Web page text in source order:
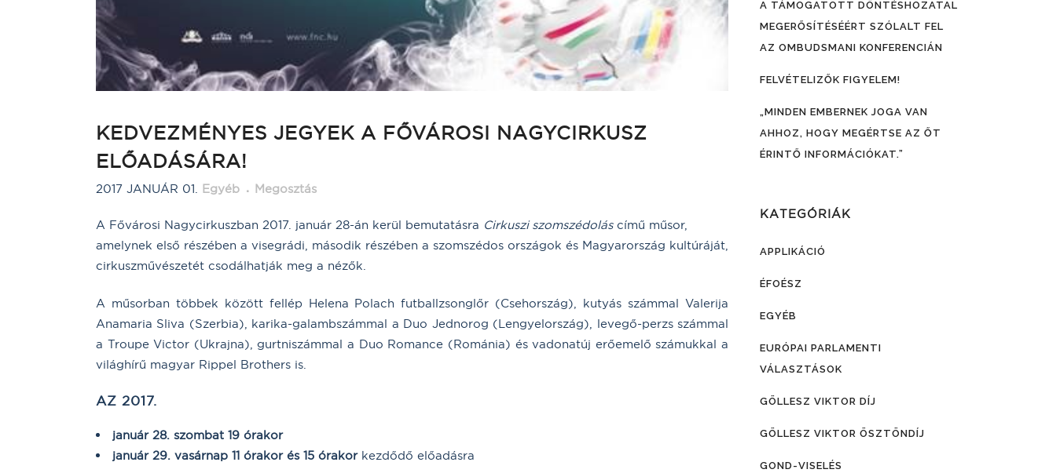
KEDVEZMÉNYES JEGYEK A FŐVÁROSI NAGYCIRKUSZ
ELŐADÁSÁRA!
2017 JANUÁR 01. Egyéb Megosztás
A Fővárosi Nagycirkuszban 2017. január 28-án kerül bemutatásra Cirkuszi szomszédoláscímű műsor,
amelynek első részében a visegrádi, második részében a szomszédos országok és Magyarország kultúráját,
cirkuszművészetét csodálhatják meg a nézők.
A műsorban többek között fellép Helena Polach futballzsonglőr (Csehország), kutyás számmal Valerija
Anamaria Sliva (Szerbia), karika-galambszámmal a Duo Jednorog (Lengyelország), levegő-perzs számmal
a Troupe Victor (Ukrajna), gurtniszámmal a Duo Romance (Románia) és vadonatúj erőemelő számukkal a
világhírű magyar Rippel Brothers is.
AZ 2017.
január 28. szombat 19 órakor
január 29. vasárnap 11 órakor és 15 órakorkezdődő előadásra
A TÁMOGATOTT DÖNTÉSHOZATAL
MEGERŐSÍTÉSÉÉRT SZÓLALT FEL
AZ OMBUDSMANI KONFERENCIÁN
FELVÉTELIZŐK FIGYELEM!
„MINDEN EMBERNEK JOGA VAN
AHHOZ, HOGY MEGÉRTSE AZ ŐT
ÉRINTŐ INFORMÁCIÓKAT.”
KATEGÓRIÁK
APPLIKÁCIÓ
ÉFOÉSZ
EGYÉB
EURÓPAI PARLAMENTI
VÁLASZTÁSOK
GÖLLESZ VIKTOR DÍJ
GÖLLESZ VIKTOR ÖSZTÖNDÍJ
GOND-VISELÉS